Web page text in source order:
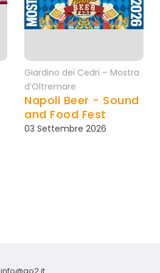
Giardino dei Cedri – Mostra
d’Oltremare
Napoli Beer - Sound
and Food Fest
03 Settembre 2026